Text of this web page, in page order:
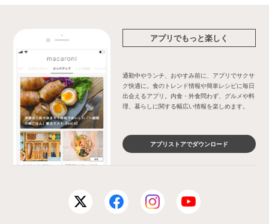
アプリでもっと楽しく
通勤中やランチ、おやすみ前に、アプリでサクサ
ク快適に。食のトレンド情報や簡単レシピに毎日
出会えるアプリ。内食・外食問わず、グルメや料
理、暮らしに関する幅広い情報を楽しめます。
アプリストアでダウンロード